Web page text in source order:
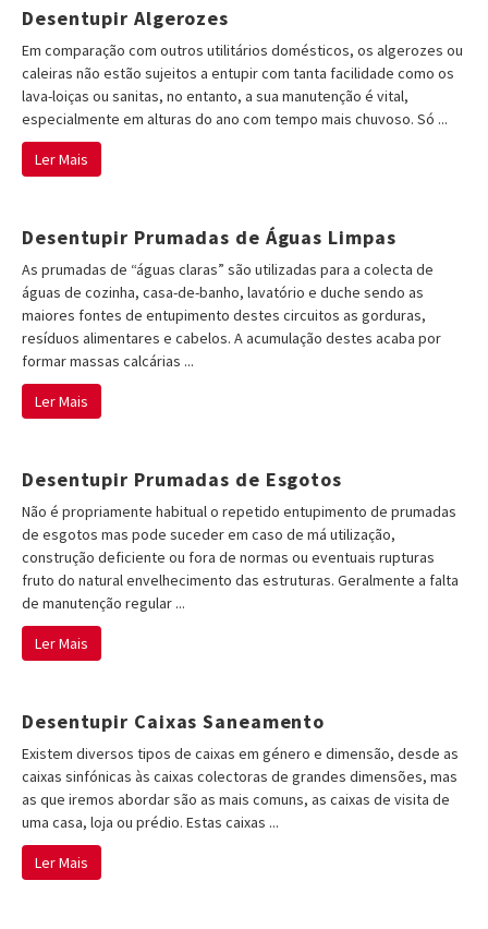
Desentupir Algerozes
Em comparação com outros utilitários domésticos, os algerozes ou
caleiras não estão sujeitos a entupir com tanta facilidade como os
lava-loiças ou sanitas, no entanto, a sua manutenção é vital,
especialmente em alturas do ano com tempo mais chuvoso. Só ...
Ler Mais
Desentupir Prumadas de Águas Limpas
As prumadas de “águas claras” são utilizadas para a colecta de
águas de cozinha, casa-de-banho, lavatório e duche sendo as
maiores fontes de entupimento destes circuitos as gorduras,
resíduos alimentares e cabelos. A acumulação destes acaba por
formar massas calcárias ...
Ler Mais
Desentupir Prumadas de Esgotos
Não é propriamente habitual o repetido entupimento de prumadas
de esgotos mas pode suceder em caso de má utilização,
construção deficiente ou fora de normas ou eventuais rupturas
fruto do natural envelhecimento das estruturas. Geralmente a falta
de manutenção regular ...
Ler Mais
Desentupir Caixas Saneamento
Existem diversos tipos de caixas em género e dimensão, desde as
caixas sinfónicas às caixas colectoras de grandes dimensões, mas
as que iremos abordar são as mais comuns, as caixas de visita de
uma casa, loja ou prédio. Estas caixas ...
Ler Mais